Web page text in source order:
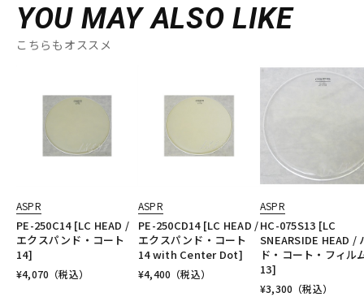
YOU MAY ALSO LIKE
こちらもオススメ
ASPR
PE-250C14 [LC HEAD /
エクスパンド・コート
14]
¥4,070 （税込）
ASPR
PE-250CD14 [LC HEAD /
エクスパンド・コート
14 with Center Dot]
¥4,400 （税込）
ASPR
HC-075S13 [LC
SNEARSIDE HEAD /
ド・コート・フィル
13]
¥3,300 （税込）